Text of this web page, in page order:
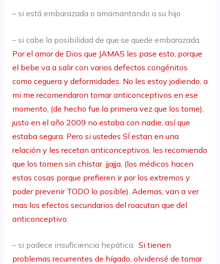
– si está embarazada o amamantando a su hijo
– si cabe la posibilidad de que se quede embarazada.
Por el amor de Dios que JAMAS les pase esto, porque
el bebe va a salir con varios defectos congénitos
como ceguera y deformidades. No les estoy jodiendo, a
mi me recomendaron tomar anticonceptivos en ese
momento, (de hecho fue la primera vez que los tome),
justo en el año 2009 no estaba con nadie, así que
estaba segura. Pero si ustedes SÍ estan en una
relación y les recetan anticonceptivos, les recomiendo
que los tomen sin chistar jjajja, (los médicos hacen
estas cosas porque prefieren ir por los extremos y
poder prevenir TODO lo posible). Ademas, van a ver
mas los efectos secundarios del roacutan que del
anticonceptivo.
– si padece insuficiencia hepática. Si tienen
problemas recurrentes de hígado, olvidensé de tomar